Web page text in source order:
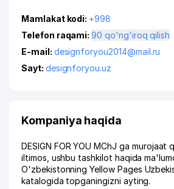
Mamlakat kodi: +998
Telefon raqami:
90 qo'ng'iroq qilish
E-mail: designforyou2014@mail.ru
Sayt: designforyou.uz
Kompaniya haqida
DESIGN FOR YOU MChJ ga murojaat
iltimos, ushbu tashkilot haqida
O'zbekistonning Yellow Pages
katalogida topganingizni ayting.